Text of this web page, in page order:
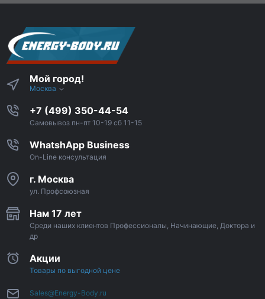
Мой город!
Москва
+7 (499) 350-44-54
Самовывоз пн-пт 10-19 сб 11-15
WhatshApp Business
On-Line консультация
г. Москва
ул. Профсоюзная
Нам 17 лет
Среди наших клиентов Профессионалы, Начинающие, Доктора и
др
Акции
Товары по выгодной цене
Sales@Energy-Body.ru